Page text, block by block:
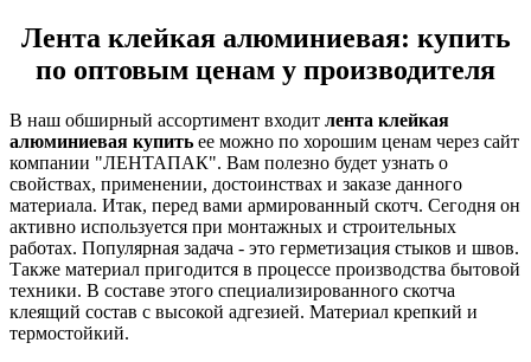
Лента клейкая алюминиевая: купить
по оптовым ценам у производителя
В наш обширный ассортимент входит лента клейкая
алюминиевая купить ее можно по хорошим ценам через сайт
компании "ЛЕНТАПАК". Вам полезно будет узнать о
свойствах, применении, достоинствах и заказе данного
материала. Итак, перед вами армированный скотч. Сегодня он
активно используется при монтажных и строительных
работах. Популярная задача - это герметизация стыков и швов.
Также материал пригодится в процессе производства бытовой
техники. В составе этого специализированного скотча
клеящий состав с высокой адгезией. Материал крепкий и
термостойкий.